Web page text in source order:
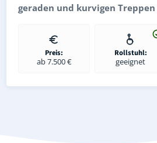
geraden und kurvigen Treppen
Preis:
ab 7.500 €
Rollstuhl:
geeignet